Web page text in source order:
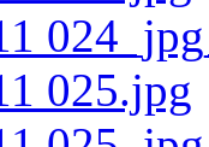
025.jpg